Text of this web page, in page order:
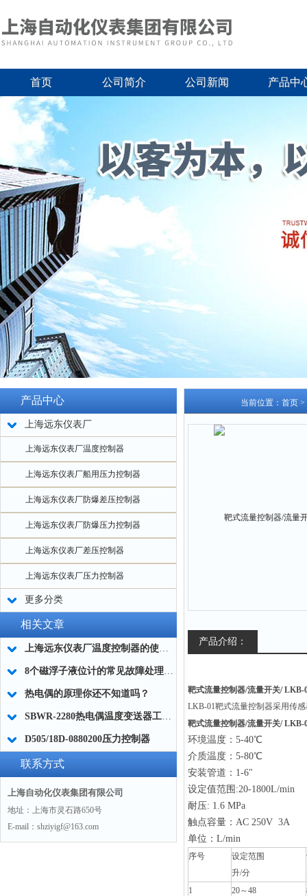
首页 公司简介 公司新闻 产品中
产品中心
上海远东仪表厂
上海远东仪表厂温度控制器
上海远东仪表厂船用压力控制器
上海远东仪表厂防爆差压控制器
上海远东仪表厂防爆压力控制器
上海远东仪表厂差压控制器
上海远东仪表厂压力控制器
更多分类
相关文章
上海远东仪表厂温度控制器的使用和保养
8个磁浮子液位计的常见故障处理技巧分享
热电偶的原理你还不知道吗？
SBWR-2280热电偶温度变送器工作原理
D505/18D-0880200压力控制器
联系方式
上海自动化仪表集团有限公司
地址：上海市灵石路650号
E-mail：shziyigf@163.com
当前位置： 首页 >
产品介绍：
靶式流量控制器/流量开关/ LKB-
LKB-01靶式流量控制器采用传
靶式流量控制器/流量开关/ LKB-
环境温度：5-40℃
介质温度：5-80℃
安装管道：1-6"
设定值范围:20-1800L/min
耐压: 1.6 MPa
触点容量：AC 250V 3A
单位：L/min
序号
设定范围
升/分
1
20～48